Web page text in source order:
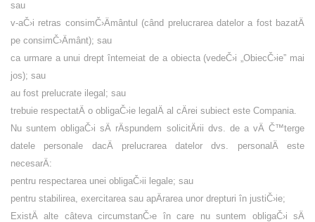
sau
v-aČ›i retras consimČ›Ämântul (când prelucrarea datelor a fost bazatÄ
pe consimČ›Ämânt); sau
ca urmare a unui drept întemeiat de a obiecta (vedeČ›i „ObiecČ›ie” mai
jos); sau
au fost prelucrate ilegal; sau
trebuie respectatÄ o obligaČ›ie legalÄ al cÄrei subiect este Compania.
Nu suntem obligaČ›i sÄ rÄspundem solicitÄrii dvs. de a vÄ Č™terge
datele personale dacÄ prelucrarea datelor dvs. personalÄ este
necesarÄ:
pentru respectarea unei obligaČ›ii legale; sau
pentru stabilirea, exercitarea sau apÄrarea unor drepturi în justiČ›ie;
ExistÄ alte câteva circumstanČ›e în care nu suntem obligaČ›i sÄ